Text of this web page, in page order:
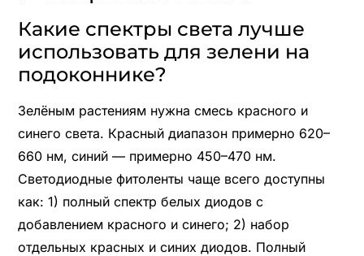
Какие спектры света лучше
использовать для зелени на
подоконнике?
Зелёным растениям нужна смесь красного и
синего света. Красный диапазон примерно 620–
660 нм, синий — примерно 450–470 нм.
Светодиодные фитоленты чаще всего доступны
как: 1) полный спектр белых диодов с
добавлением красного и синего; 2) набор
отдельных красных и синих диодов. Полный